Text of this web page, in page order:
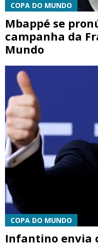
COPA DO MUNDO
Mbappé se
campanha da
Mundo
COPA DO MUNDO
Infantino envia